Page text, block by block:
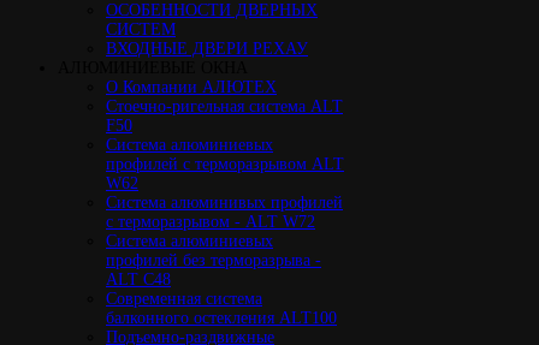
ОСОБЕННОСТИ ДВЕРНЫХ
СИСТЕМ
ВХОДНЫЕ ДВЕРИ РЕХАУ
О Компании АЛЮТЕХ
Стоечно-ригельная система ALT
F50
Cистема алюминиевых
профилей с терморазрывом ALT
W62
Система алюминивых профилей
с терморазрывом - ALT W72
Cистема алюминиевых
профилей без терморазрыва -
ALT C48
Cовременная система
балконного остекления ALT100
Подъемно-раздвижные